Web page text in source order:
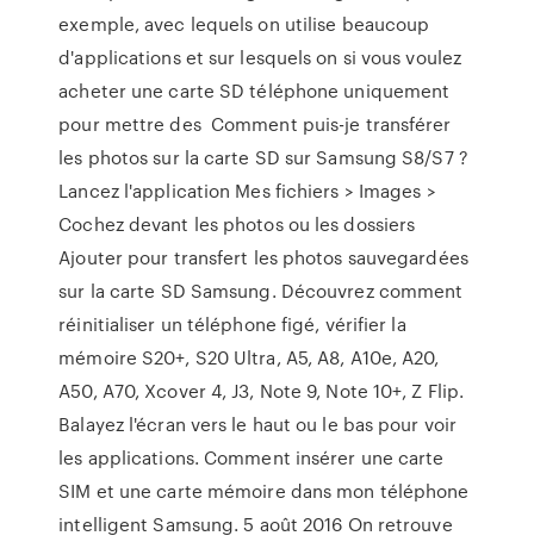
exemple, avec lequels on utilise beaucoup
d'applications et sur lesquels on si vous voulez
acheter une carte SD téléphone uniquement
pour mettre des Comment puis-je transférer
les photos sur la carte SD sur Samsung S8/S7 ?
Lancez l'application Mes fichiers > Images >
Cochez devant les photos ou les dossiers
Ajouter pour transfert les photos sauvegardées
sur la carte SD Samsung. Découvrez comment
réinitialiser un téléphone figé, vérifier la
mémoire S20+, S20 Ultra, A5, A8, A10e, A20,
A50, A70, Xcover 4, J3, Note 9, Note 10+, Z Flip.
Balayez l'écran vers le haut ou le bas pour voir
les applications. Comment insérer une carte
SIM et une carte mémoire dans mon téléphone
intelligent Samsung. 5 août 2016 On retrouve